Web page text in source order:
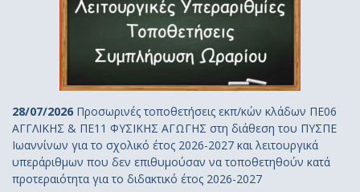
28/07/2026 Προσωρινές τοποθετήσεις εκπ/κών κλάδων ΠΕ06
ΑΓΓΛΙΚΗΣ & ΠΕ11 ΦΥΣΙΚΗΣ ΑΓΩΓΗΣ στη διάθεση του ΠΥΣΠΕ
Ιωαννίνων για το σχολικό έτος 2026-2027 και λειτουργικά
υπεράριθμων που δεν επιθυμούσαν να τοποθετηθούν κατά
προτεραιότητα για το διδακτικό έτος 2026-2027